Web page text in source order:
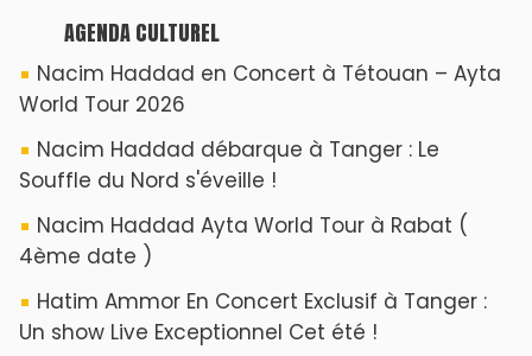
AGENDA CULTUREL
Nacim Haddad en Concert à Tétouan – Ayta
World Tour 2026
Nacim Haddad débarque à Tanger : Le
Souffle du Nord s'éveille !
Nacim Haddad Ayta World Tour à Rabat (
4ème date )
Hatim Ammor En Concert Exclusif à Tanger :
Un show Live Exceptionnel Cet été !